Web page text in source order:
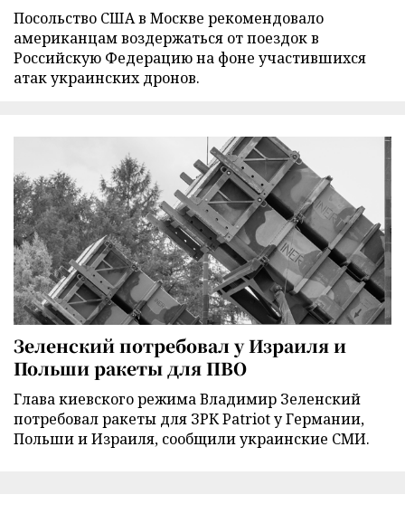
Посольство США в Москве рекомендовало
американцам воздержаться от поездок в
Российскую Федерацию на фоне участившихся
атак украинских дронов.
Зеленский потребовал у Израиля и
Польши ракеты для ПВО
Глава киевского режима Владимир Зеленский
потребовал ракеты для ЗРК Patriot у Германии,
Польши и Израиля, сообщили украинские СМИ.